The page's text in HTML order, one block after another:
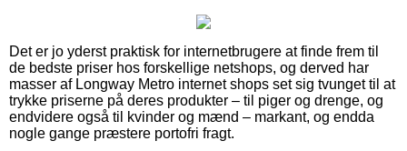
Det er jo yderst praktisk for internetbrugere at finde frem til
de bedste priser hos forskellige netshops, og derved har
masser af Longway Metro internet shops set sig tvunget til at
trykke priserne på deres produkter – til piger og drenge, og
endvidere også til kvinder og mænd – markant, og endda
nogle gange præstere portofri fragt.